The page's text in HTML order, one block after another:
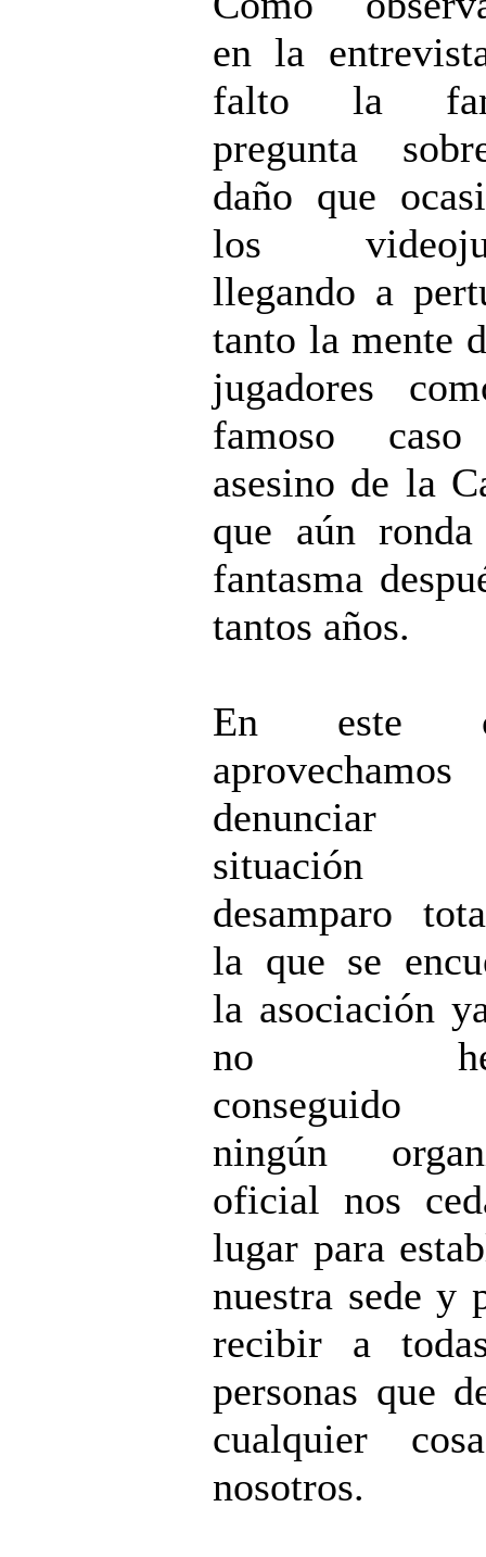
en la
falto la
pregunta
daño que
los
llegando a
tanto la mente
jugadores
famoso
asesino de la
que aún
fantasma
tantos años.
En este
aprovechamos
situación
desamparo
la que se
la asociación
no
conseguido
ningún
oficial nos
lugar para
nuestra sede y
recibir a
personas que
cualquier
nosotros.